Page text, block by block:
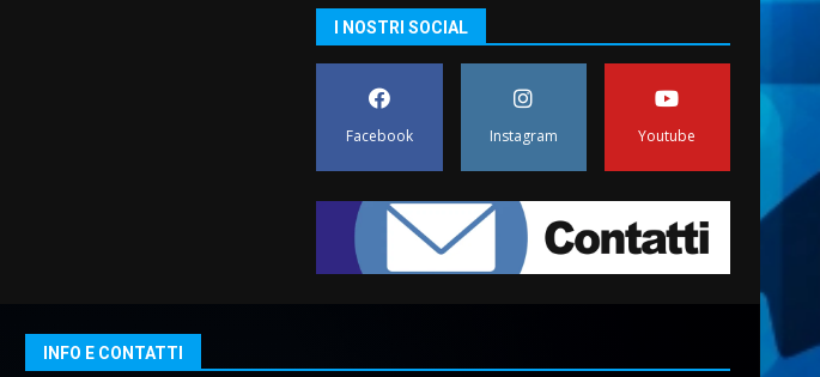
prima assoluta de “L’Albergo
Belvedere. Il rapimento”
6 Agosto 2026 06:15
appuntamento con “Fasano in
Banda”
7 Agosto 2026 06:05
I NOSTRI SOCIAL
Facebook Instagram Youtube
INFO E CONTATTI